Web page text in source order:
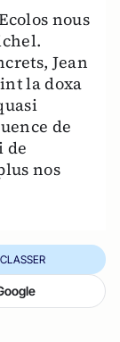
nous
Jean
la doxa
de
de
nos
CLASSER